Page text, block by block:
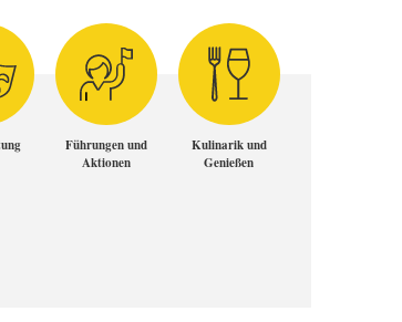
Führungen und
Aktionen
Kulinarik und
Genießen